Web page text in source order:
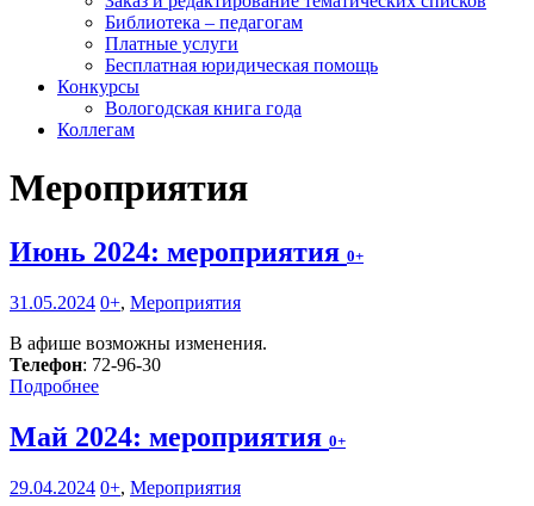
Библиотека – педагогам
Платные услуги
Бесплатная юридическая помощь
Конкурсы
Вологодская книга года
Коллегам
Мероприятия
Июнь 2024: мероприятия 0+
31.05.2024 0+, Мероприятия
В афише возможны изменения.
Телефон: 72-96-30
Подробнее
Май 2024: мероприятия 0+
29.04.2024 0+, Мероприятия